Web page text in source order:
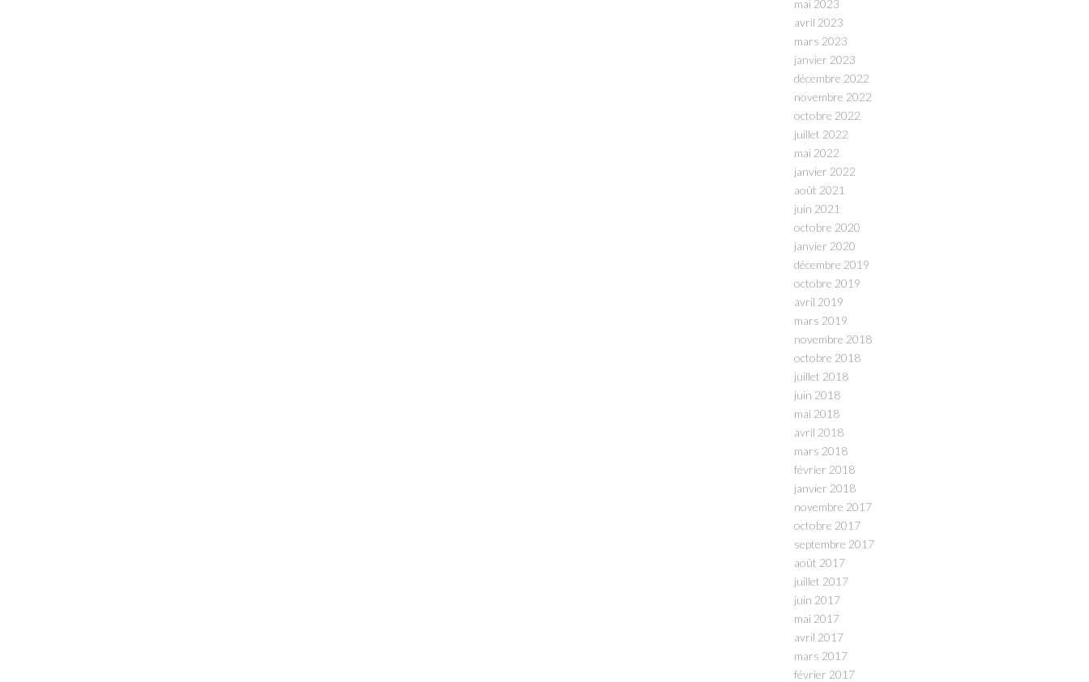
mai 2023
avril 2023
mars 2023
janvier 2023
décembre 2022
novembre 2022
octobre 2022
juillet 2022
mai 2022
janvier 2022
août 2021
juin 2021
octobre 2020
janvier 2020
décembre 2019
octobre 2019
avril 2019
mars 2019
novembre 2018
octobre 2018
juillet 2018
juin 2018
mai 2018
avril 2018
mars 2018
février 2018
janvier 2018
novembre 2017
octobre 2017
septembre 2017
août 2017
juillet 2017
juin 2017
mai 2017
avril 2017
mars 2017
février 2017